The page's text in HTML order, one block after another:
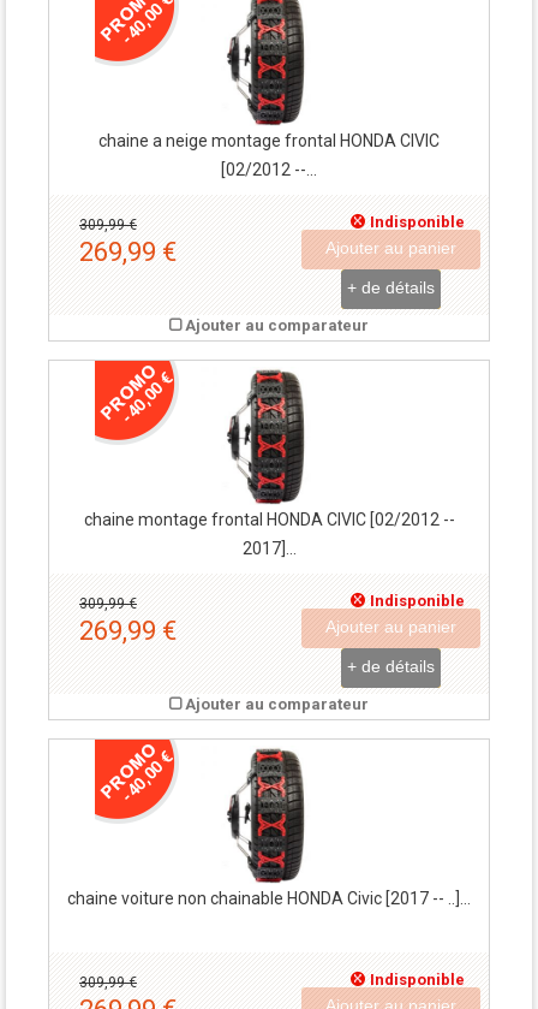
-40,00 €
chaine a neige montage frontal HONDA CIVIC
[02/2012 --...
Indisponible
309,99 €
269,99 € Ajouter au panier
+ de détails
Ajouter au comparateur
-40,00 €
chaine montage frontal HONDA CIVIC [02/2012 --
2017]...
Indisponible
309,99 €
269,99 € Ajouter au panier
+ de détails
Ajouter au comparateur
-40,00 €
chaine voiture non chainable HONDA Civic [2017 -- ..]...
Indisponible
309,99 €